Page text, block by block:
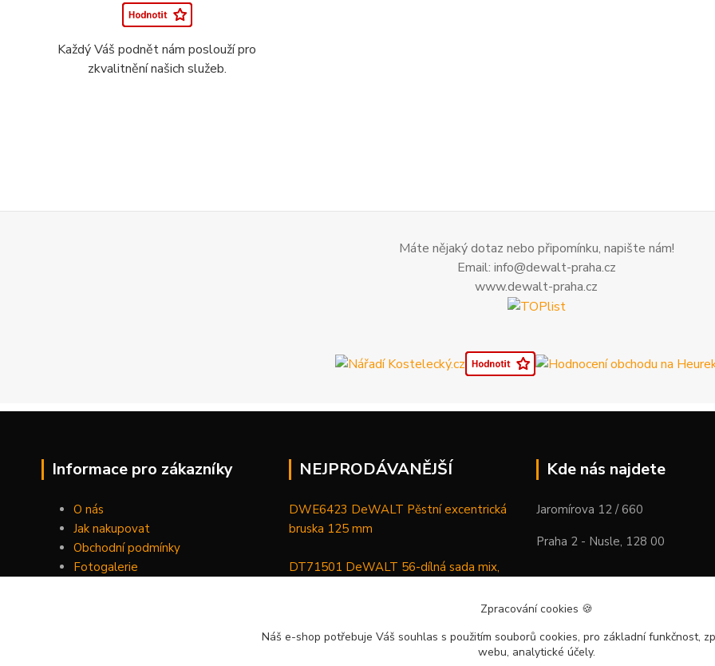
Každý Váš podnět nám poslouží pro
zkvalitnění našich služeb.
Máte nějaký dotaz nebo připomínku, napište nám!
Email: info@dewalt-praha.cz
www.dewalt-praha.cz
Informace pro zákazníky
O nás
Jak nakupovat
Obchodní podmínky
Fotogalerie
NEJPRODÁVANĚJŠÍ
DWE6423 DeWALT Pěstní excentrická
bruska 125 mm
DT71501 DeWALT 56-dílná sada mix,
maznice 18 V XR Li-Ion samostatný stroj
Kde nás najdete
Jaromírova 12 / 660
Praha 2 - Nusle, 128 00
Zpracování cookies 🍪
Náš e-shop potřebuje Váš souhlas s použitím souborů cookies, pro základní funkčnost,
webu, analytické účely.